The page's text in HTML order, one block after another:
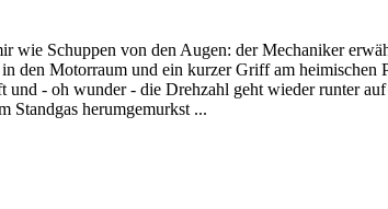
wie Schuppen von den Augen: der Mechaniker
den Motorraum und ein kurzer Griff am heimischen
und - oh wunder - die Drehzahl geht wieder runter
Standgas herumgemurkst ...